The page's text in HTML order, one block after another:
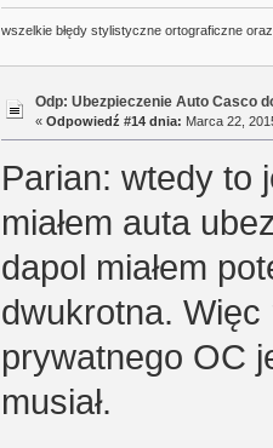
wszelkie błędy stylistyczne ortograficzne
Odp: Ubezpieczenie Auto Casco
« Odpowiedź #14 dnia: Marca 22,
Parian: wtedy to
miałem auta
dapol miałem
dwukrotna.
prywatnego OC
musiał.